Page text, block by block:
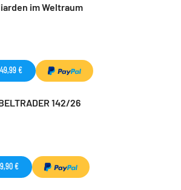
im Weltraum
49,99 €
142/26
9,90 €